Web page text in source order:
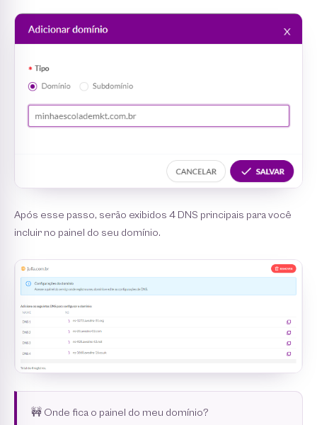
Após esse passo, serão exibidos 4 DNS principais para você
incluir no painel do seu domínio.
🚧 Onde fica o painel do meu domínio?